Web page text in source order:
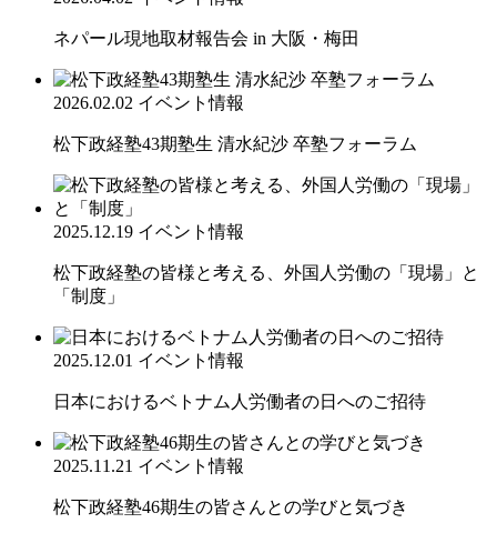
ネパール現地取材報告会 in 大阪・梅田
2026.02.02 イベント情報
松下政経塾43期塾生 清水紀沙 卒塾フォーラム
2025.12.19 イベント情報
松下政経塾の皆様と考える、外国人労働の「現場」と
「制度」
2025.12.01 イベント情報
日本におけるベトナム人労働者の日へのご招待
2025.11.21 イベント情報
松下政経塾46期生の皆さんとの学びと気づき